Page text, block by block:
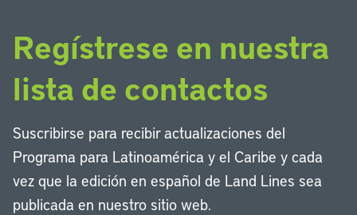
Regístrese en nuestra
lista de contactos
Suscribirse para recibir actualizaciones del
Programa para Latinoamérica y el Caribe y cada
vez que la edición en español de Land Lines sea
publicada en nuestro sitio web.